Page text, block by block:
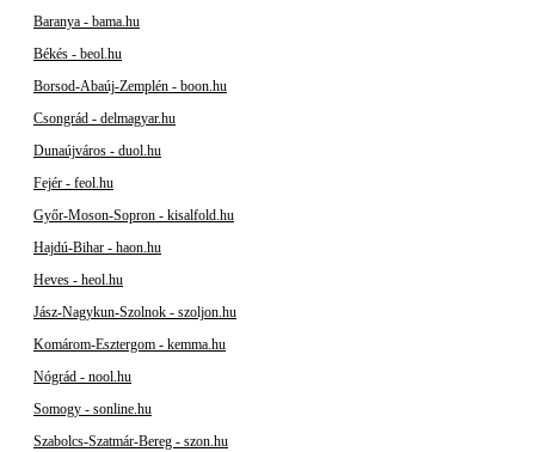
Baranya - bama.hu
Békés - beol.hu
Borsod-Abaúj-Zemplén - boon.hu
Csongrád - delmagyar.hu
Dunaújváros - duol.hu
Fejér - feol.hu
Győr-Moson-Sopron - kisalfold.hu
Hajdú-Bihar - haon.hu
Heves - heol.hu
Jász-Nagykun-Szolnok - szoljon.hu
Komárom-Esztergom - kemma.hu
Nógrád - nool.hu
Somogy - sonline.hu
Szabolcs-Szatmár-Bereg - szon.hu